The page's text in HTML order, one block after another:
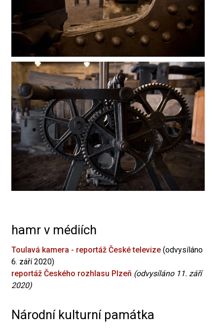
hamr v médiích
Toulavá kamera - reportáž České televize (odvysíláno
6. září 2020)
reportáž Českého rozhlasu Plzeň (odvysíláno 11. září
2020)
Národní kulturní památka